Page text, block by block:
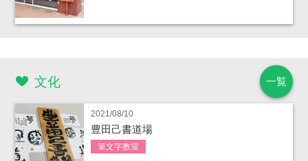
一覧
文化
2021/08/10
豊田己書道場
筆文字教室